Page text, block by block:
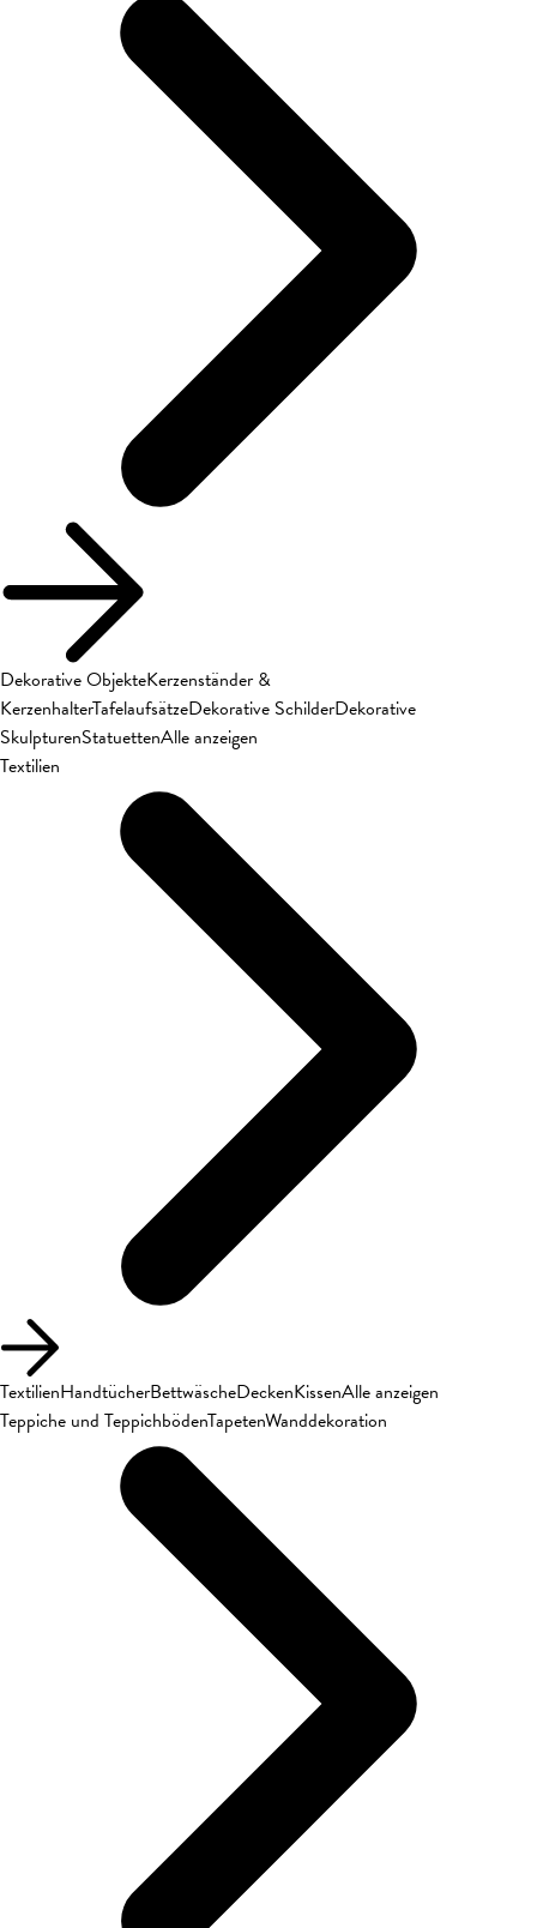
Dekorative ObjekteKerzenständer &
KerzenhalterTafelaufsätzeDekorative SchilderDekorative
SkulpturenStatuettenAlle anzeigen
Textilien
TextilienHandtücherBettwäscheDeckenKissenAlle anzeigen
Teppiche und TeppichbödenTapetenWanddekoration